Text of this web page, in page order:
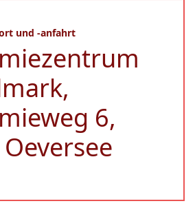
und -anfahrt
6,